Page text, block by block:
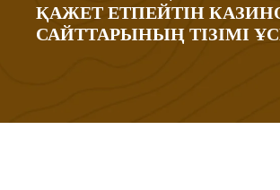
ҚАЖЕТ ЕТПЕЙТІН
САЙТТАРЫНЫҢ ТІЗІМІ